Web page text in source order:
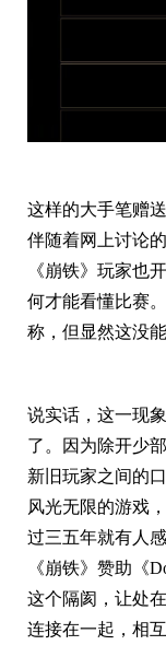
这样的大手笔赠
伴随着网上讨论
《崩铁》玩家也
何才能看懂比赛
称，但显然这没
说实话，这一现
了。因为除开少
新旧玩家之间的
风光无限的游戏
过三五年就有人
《崩铁》赞助《
这个隔阂，让处
连接在一起，相